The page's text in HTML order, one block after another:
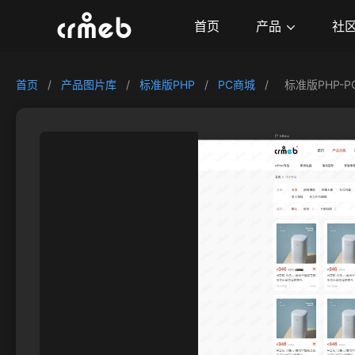
首页 产品 社
首页 / 产品图片库 / 标准版PHP / PC商城 / 标准版PHP-